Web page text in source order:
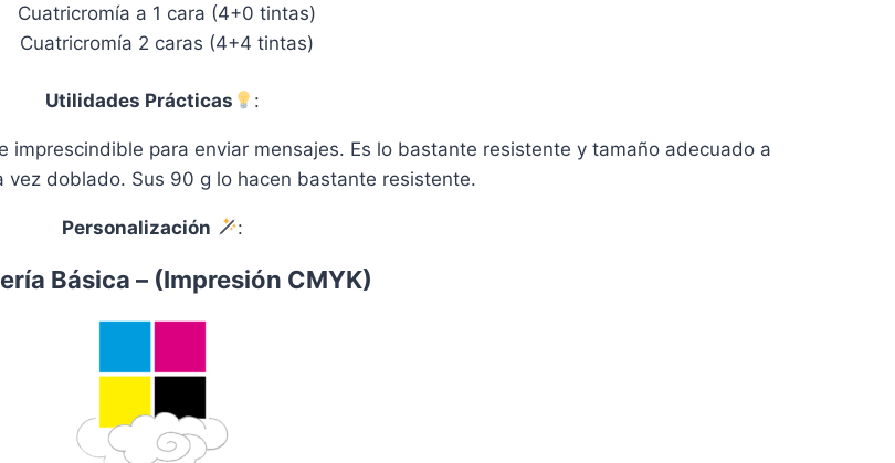
Cuatricromía a 1 cara (4+0 tintas)
Cuatricromía 2 caras (4+4 tintas)
Utilidades Prácticas :
imprescindible para enviar mensajes. Es lo bastante resistente y tamaño adecuado a
vez doblado. Sus 90 g lo hacen bastante resistente.
Personalización :
Básica – (Impresión CMYK)